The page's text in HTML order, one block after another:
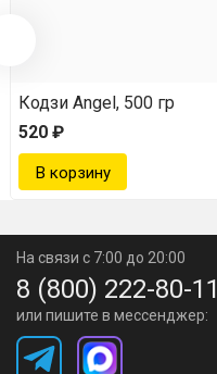
Кодзи Angel, 500 гр
520 ₽
На связи с 7:00 до 20:00
8 (800) 222-80-11
или пишите в мессенджер: